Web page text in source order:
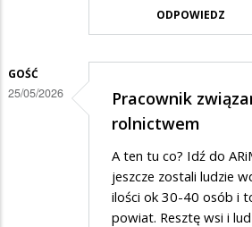
ODPOWIEDZ
GOŚĆ
25/05/2026
Pracownik
rolnictwem
A ten tu co? Idź do
jeszcze zostali ludzie
ilości ok 30-40 osób i
powiat. Resztę wsi i